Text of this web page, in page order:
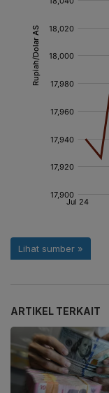
ARTIKEL TERKAIT